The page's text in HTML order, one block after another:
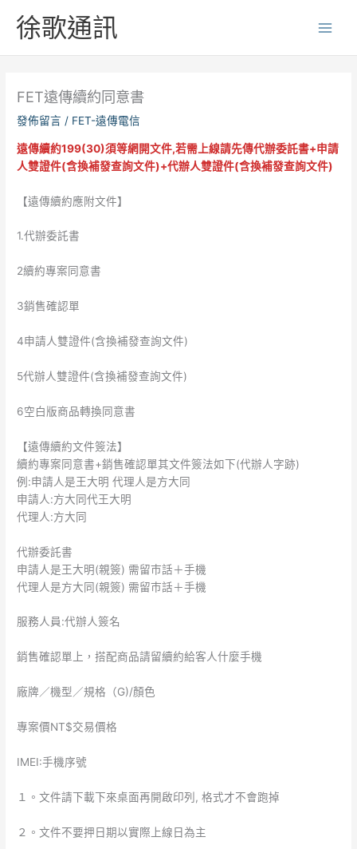
徐歌通訊
FET遠傳續約同意書
發佈留言 / FET-遠傳電信
遠傳續約199(30)須等網開文件,若需上線請先傳代辦委託書+申請
人雙證件(含換補發查詢文件)+代辦人雙證件(含換補發查詢文件)
【遠傳續約應附文件】
1.代辦委託書
2續約專案同意書
3銷售確認單
4申請人雙證件(含換補發查詢文件)
5代辦人雙證件(含換補發查詢文件)
6空白版商品轉換同意書
【遠傳續約文件簽法】
續約專案同意書+銷售確認單其文件簽法如下(代辦人字跡)
例:申請人是王大明 代理人是方大同
申請人:方大同代王大明
代理人:方大同
代辦委託書
申請人是王大明(親簽) 需留巿話＋手機
代理人是方大同(親簽) 需留巿話＋手機
服務人員:代辦人簽名
銷售確認單上，搭配商品請留續約給客人什麼手機
廠牌／機型／規格（G)/顏色
專案價NT$交易價格
IMEI:手機序號
１。文件請下載下來桌面再開啟印列, 格式才不會跑掉
２。文件不要押日期以實際上線日為主